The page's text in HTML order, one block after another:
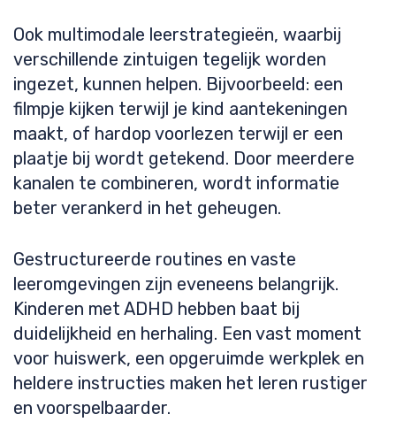
Ook multimodale leerstrategieën, waarbij
verschillende zintuigen tegelijk worden
ingezet, kunnen helpen. Bijvoorbeeld: een
filmpje kijken terwijl je kind aantekeningen
maakt, of hardop voorlezen terwijl er een
plaatje bij wordt getekend. Door meerdere
kanalen te combineren, wordt informatie
beter verankerd in het geheugen.
Gestructureerde routines en vaste
leeromgevingen zijn eveneens belangrijk.
Kinderen met ADHD hebben baat bij
duidelijkheid en herhaling. Een vast moment
voor huiswerk, een opgeruimde werkplek en
heldere instructies maken het leren rustiger
en voorspelbaarder.